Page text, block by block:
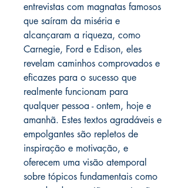
entrevistas com magnatas famosos
que saíram da miséria e
alcançaram a riqueza, como
Carnegie, Ford e Edison, eles
revelam caminhos comprovados e
eficazes para o sucesso que
realmente funcionam para
qualquer pessoa - ontem, hoje e
amanhã. Estes textos agradáveis e
empolgantes são repletos de
inspiração e motivação, e
oferecem uma visão atemporal
sobre tópicos fundamentais como